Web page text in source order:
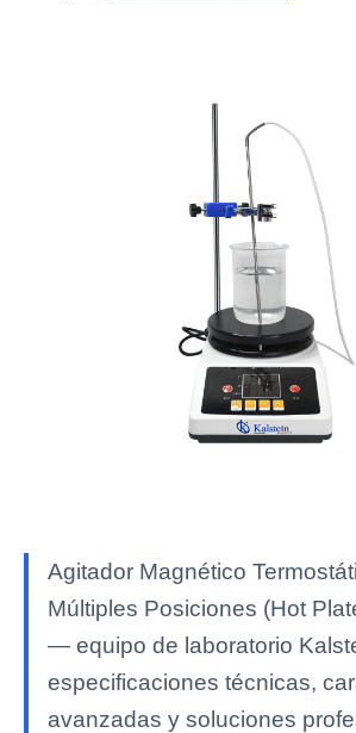
Agitador Magnético
Múltiples Posiciones (Hot
— equipo de laboratorio
especificaciones técnicas,
avanzadas y soluciones